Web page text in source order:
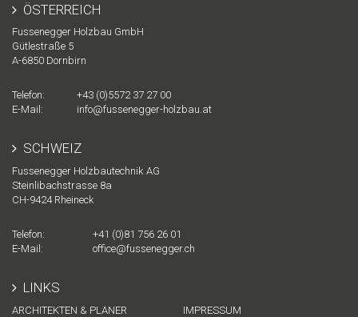
ÖSTERREICH
Fussenegger Holzbau GmbH
Gütlestraße 5
A-6850 Dornbirn
Telefon:
+43 (0)5572 37 27 00
E-Mail:
info@fussenegger-holzbau.at
SCHWEIZ
Fussenegger Holzbautechnik AG
Steinlibachstrasse 8a
CH-9424 Rheineck
Telefon:
+41 (0)81 756 26 01
E-Mail:
office@fussenegger.ch
LINKS
ARCHITEKTEN & PLANER IMPRESSUM